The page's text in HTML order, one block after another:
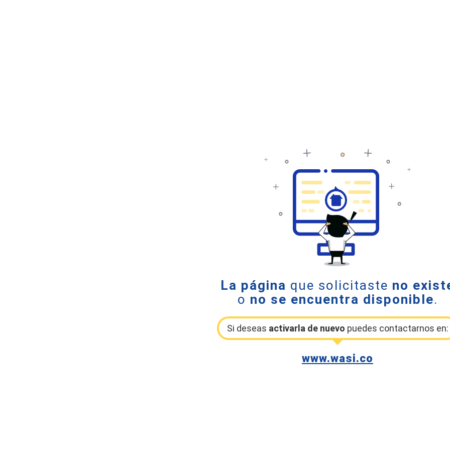
La página que solicitaste no
o no se encuentra disponible.
Si deseas activarla de nuevo puedes contactarnos en:
www.wasi.co